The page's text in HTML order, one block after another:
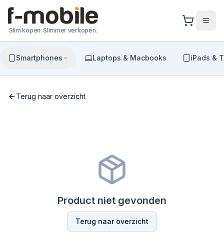
Slim kopen. Slimmer verkopen.
Smartphones Laptops & Macbooks iPads &
Terug naar overzicht
Product niet gevonden
Terug naar overzicht